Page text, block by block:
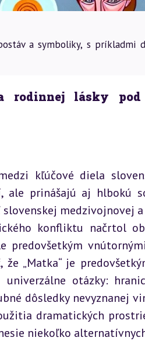
a symboliky, s príkladmi
rodinnej lásky
kľúčové diela
ale prinášajú aj hlbokú
medzivojnovej
konfliktu načrtol
predovšetkým
„Matka“ je
otázky:
dôsledky nevyznanej
dramatických
niekoľko